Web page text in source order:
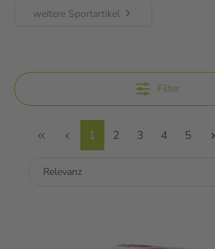
weitere Sportartikel
Filter
1 2 3 4 5